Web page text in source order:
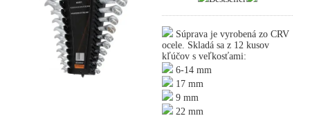
Súprava je vyrobená zo CRV
ocele. Skladá sa z 12 kusov
kľúčov s veľkosťami:
6-14 mm
17 mm
9 mm
22 mm